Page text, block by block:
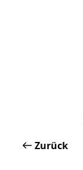
Zurück